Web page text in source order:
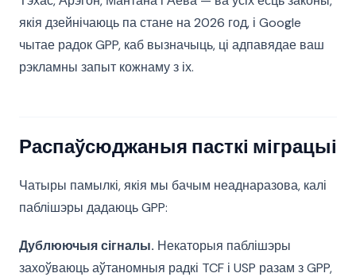
якія дзейнічаюць па стане на 2026 год, і Google
чытае радок GPP, каб вызначыць, ці адпавядае ваш
рэкламны запыт кожнаму з іх.
Распаўсюджаныя пасткі міграцыі
Чатыры памылкі, якія мы бачым неаднаразова, калі
паблішэры дадаюць GPP:
Дублюючыя сігналы. Некаторыя паблішэры
захоўваюць аўтаномныя радкі TCF і USP разам з GPP,